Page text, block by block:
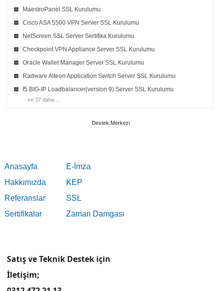
MaestroPanel SSL Kurulumu
Cisco ASA 5500 VPN Server SSL Kurulumu
NetScreen SSL Server Sertifika Kurulumu
Checkpoint VPN Appliance Server SSL Kurulumu
Oracle Wallet Manager Server SSL Kurulumu
Radware Alteon Application Switch Server SSL Kurulumu
f5 BIG-IP Loadbalancer(version 9) Server SSL Kurulumu
ve 37 daha ...
Destek Merkezi
Anasayfa
Hakkımızda
Referanslar
Sertifikalar
E-İmza
KEP
SSL
Zaman Damgası
Satış ve Teknik Destek için
İletişim;